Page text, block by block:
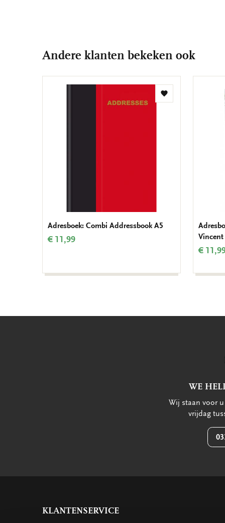
Andere klanten bekeken ook
Toevoegen
Adresboek: Combi Addressbook A5
€ 11,99
Vincent
€
WE
Wij staan voor
vrijdag
KLANTENSERVICE